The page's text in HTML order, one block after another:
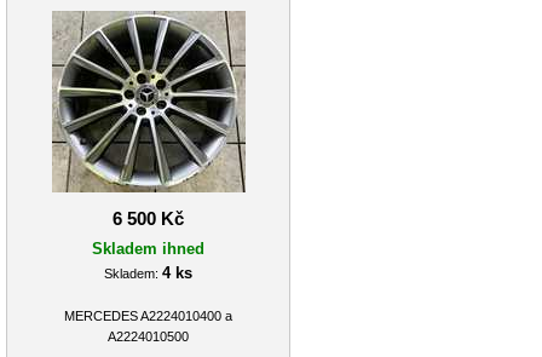
6 500 Kč
Skladem ihned
Skladem: 4 ks
MERCEDES A2224010400 a
A2224010500